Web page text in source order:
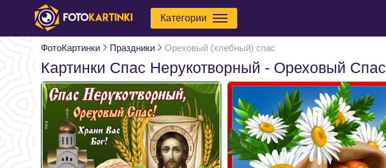
Категории
ФотоКартинки Праздники Ореховый (хлебный) спас
Картинки Спас Нерукотворный - Ореховый Спас